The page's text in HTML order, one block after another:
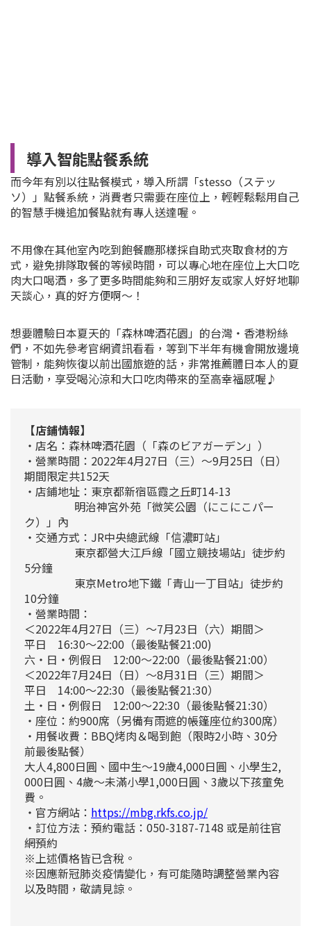
導入智能點餐系統
而今年有別以往點餐模式，導入所謂「stesso（ステッ
ソ）」點餐系統，消費者只需要在座位上，輕輕鬆鬆用自己
的智慧手機追加餐點就有專人送達喔。
不用像在其他室內吃到飽餐廳那樣採自助式夾取食材的方
式，避免排隊取餐的等候時間，可以專心地在座位上大口吃
肉大口喝酒，多了更多時間能夠和三朋好友或家人好好地聊
天談心，真的好方便啊～！
想要體驗日本夏天的「森林啤酒花園」的台灣・香港粉絲
們，不如先參考官網資訊看看，等到下半年有機會開放邊境
管制，能夠恢復以前出國旅遊的話，非常推薦體日本人的夏
日活動，享受喝沁涼和大口吃肉帶來的至高幸福感喔♪
【店鋪情報】
・店名：森林啤酒花園（「森のビアガーデン」）
・營業時間：2022年4月27日（三）～9月25日（日）
期間限定共152天
・店鋪地址：東京都新宿區霞之丘町14-13
明治神宮外苑「微笑公園（にこにこパー
ク）」內
・交通方式：JR中央總武線「信濃町站」
東京都營大江戶線「國立競技場站」徒步約
5分鐘
東京Metro地下鐵「青山一丁目站」徒步約
10分鐘
・營業時間：
＜2022年4月27日（三）～7月23日（六）期間＞
平日 16:30～22:00（最後點餐21:00)
六・日・例假日 12:00～22:00（最後點餐21:00）
＜2022年7月24日（日）～8月31日（三）期間＞
平日 14:00～22:30（最後點餐21:30）
土・日・例假日 12:00～22:30（最後點餐21:30）
・座位：約900席（另備有雨遮的帳篷座位約300席）
・用餐收費：BBQ烤肉＆喝到飽（限時2小時、30分
前最後點餐）
大人4,800日圓、國中生～19歲4,000日圓、小學生2,
000日圓、4歲～未滿小學1,000日圓、3歲以下孩童免
費。
・官方網站： https://mbg.rkfs.co.jp/
・ 訂位方法： 預約電話：050-3187-7148 或是前往官
網預約
※上述價格皆已含稅。
※因應新冠肺炎疫情變化，有可能隨時調整營業內容
以及時間，敬請見諒。